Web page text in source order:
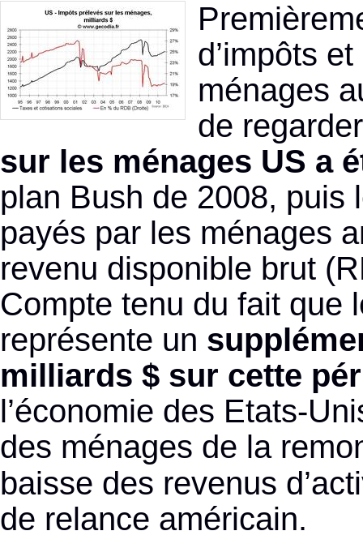
d’impôts
ménages
de
sur les ménages US a
plan Bush de 2008, puis
payés par les ménages
revenu disponible brut
Compte tenu du fait que
représente un
milliards $ sur cette
l’économie des Etats-
des ménages de la
baisse des revenus
de relance américain.